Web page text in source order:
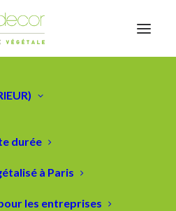
durée
à Paris
les entreprises